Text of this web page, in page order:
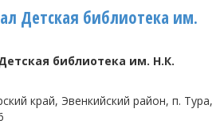
Детская библиотека им.
библиотека им. Н.К.
край, Эвенкийский район, п. Тура,